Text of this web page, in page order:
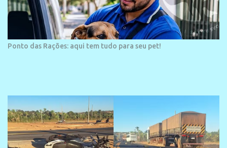
Ponto das Rações: aqui tem tudo para seu pet!